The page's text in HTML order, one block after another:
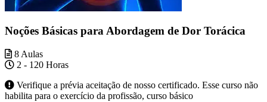
Noções Básicas para Abordagem de Dor Torácica
8 Aulas
2 - 120 Horas
Verifique a prévia aceitação de nosso certificado. Esse curso não
habilita para o exercício da profissão, curso básico